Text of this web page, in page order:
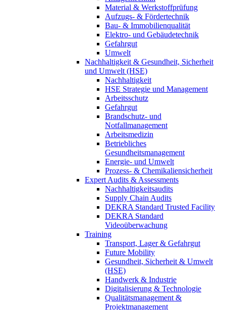
Material & Werkstoffprüfung
Aufzugs- & Fördertechnik
Bau- & Immobilienqualität
Elektro- und Gebäudetechnik
Gefahrgut
Umwelt
Nachhaltigkeit & Gesundheit, Sicherheit
und Umwelt (HSE)
Nachhaltigkeit
HSE Strategie und Management
Arbeitsschutz
Gefahrgut
Brandschutz- und
Notfallmanagement
Arbeitsmedizin
Betriebliches
Gesundheitsmanagement
Energie- und Umwelt
Prozess- & Chemikaliensicherheit
Expert Audits & Assessments
Nachhaltigkeitsaudits
Supply Chain Audits
DEKRA Standard Trusted Facility
DEKRA Standard
Videoüberwachung
Training
Transport, Lager & Gefahrgut
Future Mobility
Gesundheit, Sicherheit & Umwelt
(HSE)
Handwerk & Industrie
Digitalisierung & Technologie
Qualitätsmanagement &
Projektmanagement